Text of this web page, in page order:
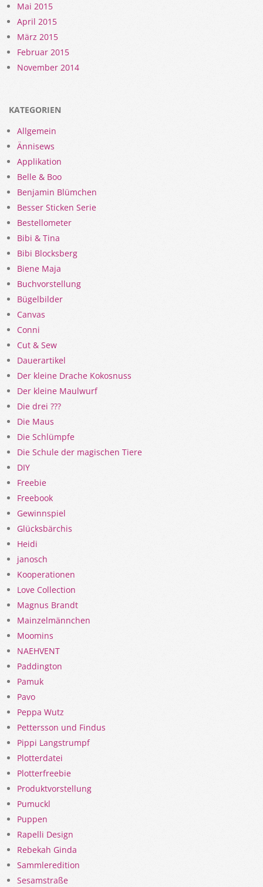
Mai 2015
April 2015
März 2015
Februar 2015
November 2014
KATEGORIEN
Allgemein
Ännisews
Applikation
Belle & Boo
Benjamin Blümchen
Besser Sticken Serie
Bestellometer
Bibi & Tina
Bibi Blocksberg
Biene Maja
Buchvorstellung
Bügelbilder
Canvas
Conni
Cut & Sew
Dauerartikel
Der kleine Drache Kokosnuss
Der kleine Maulwurf
Die drei ???
Die Maus
Die Schlümpfe
Die Schule der magischen Tiere
DIY
Freebie
Freebook
Gewinnspiel
Glücksbärchis
Heidi
janosch
Kooperationen
Love Collection
Magnus Brandt
Mainzelmännchen
Moomins
NAEHVENT
Paddington
Pamuk
Pavo
Peppa Wutz
Pettersson und Findus
Pippi Langstrumpf
Plotterdatei
Plotterfreebie
Produktvorstellung
Pumuckl
Puppen
Rapelli Design
Rebekah Ginda
Sammleredition
Sesamstraße